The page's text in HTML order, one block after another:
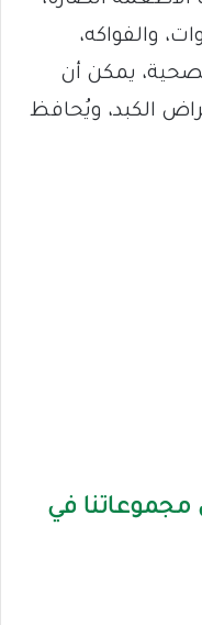
والفواكه،
يمكن أن
الكبد، ويُحافظ
مجموعاتنا في